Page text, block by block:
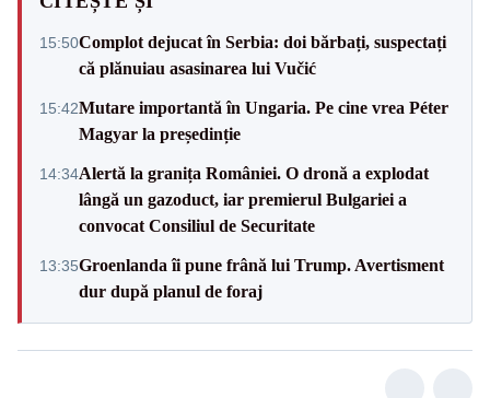
15:50Complot dejucat în Serbia: doi bărbați, suspectați
că plănuiau asasinarea lui Vučić
15:42Mutare importantă în Ungaria. Pe cine vrea Péter
Magyar la președinție
14:34Alertă la granița României. O dronă a explodat
lângă un gazoduct, iar premierul Bulgariei a
convocat Consiliul de Securitate
13:35Groenlanda îi pune frână lui Trump. Avertisment
dur după planul de foraj